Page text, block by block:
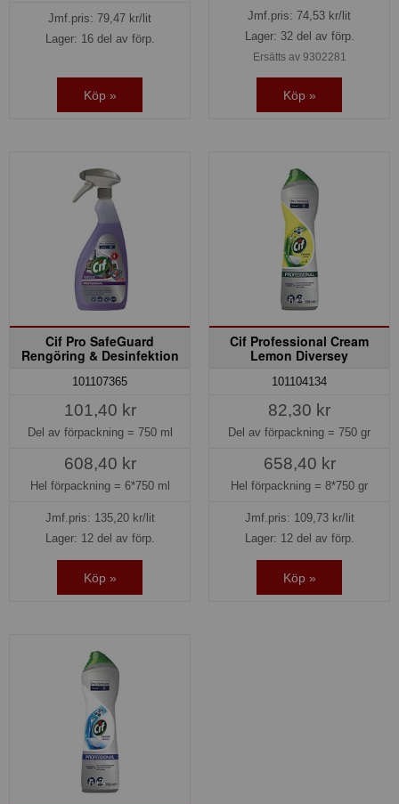
Jmf.pris: 79,47 kr/lit
Lager: 16 del av förp.
Köp »
Jmf.pris: 74,53 kr/lit
Lager: 32 del av förp.
Ersätts av 9302281
Köp »
Cif Pro SafeGuard
Rengöring & Desinfektion
101107365
101,40 kr
Del av förpackning = 750 ml
608,40 kr
Hel förpackning = 6*750 ml
Jmf.pris: 135,20kr/lit
Lager: 12 del av förp.
Köp »
Cif Professional Cream
Lemon Diversey
101104134
82,30 kr
Del av förpackning = 750 gr
658,40 kr
Hel förpackning = 8*750 gr
Jmf.pris: 109,73kr/lit
Lager: 12 del av förp.
Köp »